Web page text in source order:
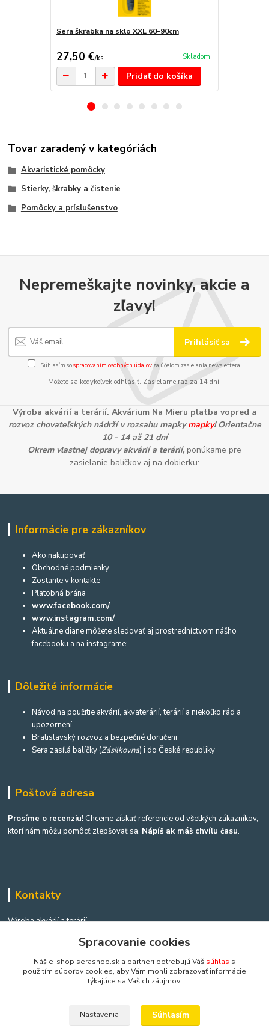
Sera škrabka na sklo XXL 60-90cm
27,50 €/ks Skladom
Pridať do košíka
Tovar zaradený v kategóriách
Akvaristické pomôcky
Stierky, škrabky a čistenie
Pomôcky a príslušenstvo
Nepremeškajte novinky, akcie a
zľavy!
Prihlásiť sa
Súhlasím sospracovaním osobných údajov za účelom zasielania newslettera.
Môžete sa kedykoľvek odhlásiť. Zasielame raz za 14 dní.
Výroba akvárií a terárií. Akvárium Na Mieru platba vopred a
rozvoz chovateľských nádrží v rozsahu mapkymapky! Orientačne
10 - 14 až 21 dní
Okrem vlastnej dopravy akvárií a terárií, ponúkame pre
zasielanie balíčkov aj na dobierku:
Informácie pre zákazníkov
Ako nakupovať
Obchodné podmienky
Zostante v kontakte
Platobná brána
www.facebook.com/
www.instagram.com/
Aktuálne diane môžete sledovať aj prostredníctvom nášho
facebooku a na instagrame:
Dôležité informácie
Návod na použitie akvárií, akvaterárií, terárií a niekoľko rád a
upozornení
Bratislavský rozvoz a bezpečné doručeni
Sera zasílá balíčky (Zásilkovna) i do České republiky
Poštová adresa
Prosíme o recenziu! Chceme získať referencie od všetkých zákazníkov,
ktorí nám môžu pomôcť zlepšovať sa. Nápíš ak máš chvíľu času.
Kontakty
Výroba akvárií a terárií
Ing. Martina Mikulíková a Igor Heriban
+421903360646
(Po-Pia, 8-16 hod.)
Spracovanie cookies
Náš e-shop serashop.sk a partneri potrebujú Váš súhlas s
použitím súborov cookies, aby Vám mohli zobrazovať informácie
týkajúce sa Vašich záujmov.
Nastavenia Súhlasím